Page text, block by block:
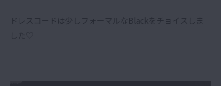
ドレスコードは少しフォーマルなBlackをチョイスしま
した♡